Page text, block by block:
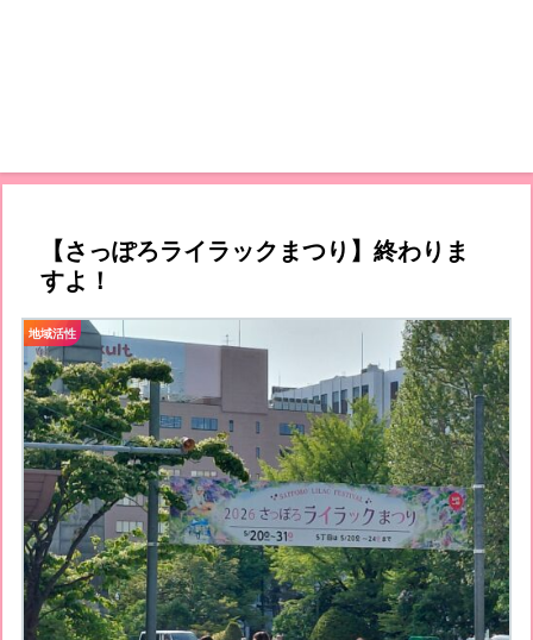
【さっぽろライラックまつり】終わりま
すよ！
地域活性